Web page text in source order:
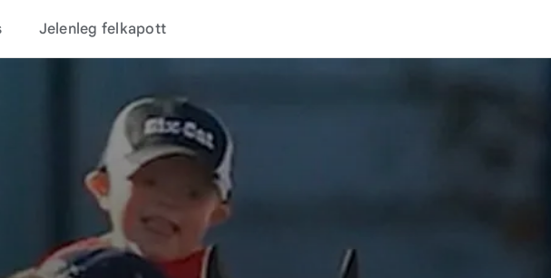
Jelenleg felkapott